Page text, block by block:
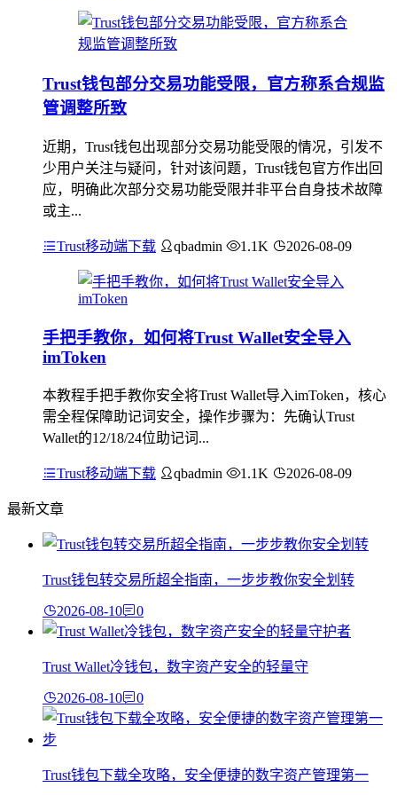
Trust钱包部分交易功能受限，官方称系合规监
管调整所致
近期，Trust钱包出现部分交易功能受限的情况，引发不
少用户关注与疑问，针对该问题，Trust钱包官方作出回
应，明确此次部分交易功能受限并非平台自身技术故障
或主...
Trust移动端下载 qbadmin 1.1K 2026-08-09
手把手教你，如何将Trust Wallet安全导入
imToken
本教程手把手教你安全将Trust Wallet导入imToken，核心
需全程保障助记词安全，操作步骤为：先确认Trust
Wallet的12/18/24位助记词...
Trust移动端下载 qbadmin 1.1K 2026-08-09
最新文章
Trust钱包转交易所超全指南，一步步教你安全划转
2026-08-10 0
Trust Wallet冷钱包，数字资产安全的轻量守
2026-08-10 0
Trust钱包下载全攻略，安全便捷的数字资产管理第一